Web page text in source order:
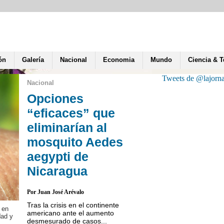
Galería Nacional Economia Mundo Ciencia &
en
y
Nacional
Opciones
“eficaces” que
eliminarían al
mosquito Aedes
aegypti de
Nicaragua
Por Juan José Arévalo
Tras la crisis en el continente
americano ante el aumento
desmesurado de casos...
En que la zona en la que
mosquitos modificados
Tweets de